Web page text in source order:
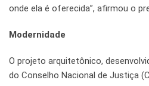
onde ela é oferecida”, afirmou o
Modernidade
O projeto arquitetônico,
do Conselho Nacional de Justiça